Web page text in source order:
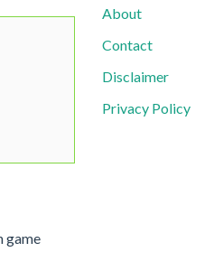
game
About
Contact
Disclaimer
Privacy Policy